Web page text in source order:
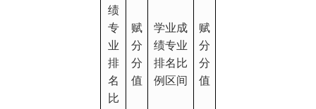
绩
专
业
排
名
比
赋
分
分
值
学业成
绩专业
排名比
例区间
赋
分
分
值